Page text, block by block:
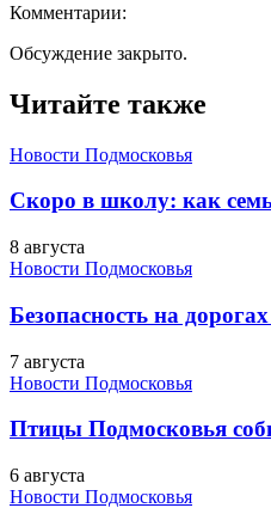
Комментарии:
Обсуждение закрыто.
Читайте также
Новости Подмосковья
Скоро в школу: как
8 августа
Новости Подмосковья
Безопасность на
7 августа
Новости Подмосковья
Птицы Подмосковья
6 августа
Новости Подмосковья